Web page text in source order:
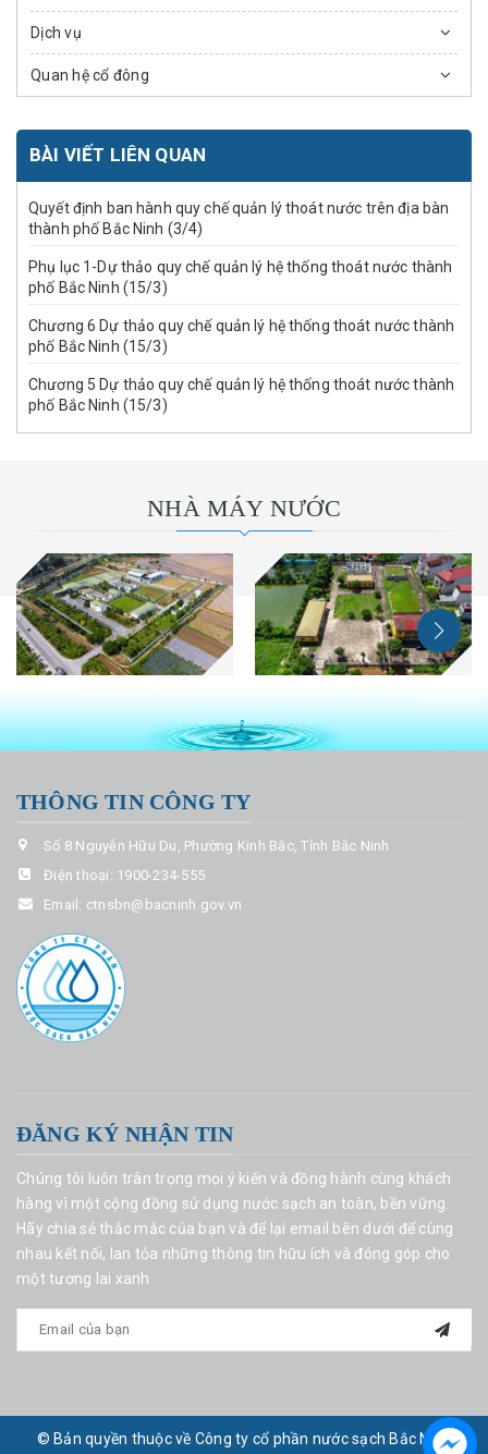
Dịch vụ
Quan hệ cổ đông
BÀI VIẾT LIÊN QUAN
Quyết định ban hành quy chế quản lý thoát nước trên địa bàn
thành phố Bắc Ninh (3/4)
Phụ lục 1-Dự thảo quy chế quản lý hệ thống thoát nước thành
phố Bắc Ninh (15/3)
Chương 6 Dự thảo quy chế quản lý hệ thống thoát nước thành
phố Bắc Ninh (15/3)
Chương 5 Dự thảo quy chế quản lý hệ thống thoát nước thành
phố Bắc Ninh (15/3)
NHÀ MÁY NƯỚC
THÔNG TIN CÔNG TY
Số 8 Nguyễn Hữu Du, Phường Kinh Bắc, Tỉnh Bắc Ninh
Điện thoại: 1900-234-555
Email: ctnsbn@bacninh.gov.vn
ĐĂNG KÝ NHẬN TIN
Chúng tôi luôn trân trọng mọi ý kiến và đồng hành cùng khách
hàng vì một cộng đồng sử dụng nước sạch an toàn, bền vững.
Hãy chia sẻ thắc mắc của bạn và để lại email bên dưới để cùng
nhau kết nối, lan tỏa những thông tin hữu ích và đóng góp cho
một tương lai xanh
© Bản quyền thuộc về Công ty cổ phần nước sạch Bắc Ninh